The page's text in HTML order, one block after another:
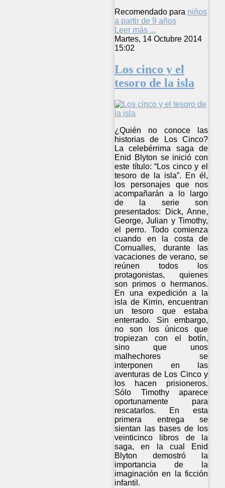
Recomendado para niños
a partir de 9 años
Leer más ...
Martes, 14 Octubre 2014
15:02
Los cinco y el
tesoro de la isla
¿Quién no conoce las
historias de Los Cinco?
La celebérrima saga de
Enid Blyton se inició con
este título: “Los cinco y el
tesoro de la isla”. En él,
los personajes que nos
acompañarán a lo largo
de la serie son
presentados: Dick, Anne,
George, Julian y Timothy,
el perro. Todo comienza
cuando en la costa de
Cornualles, durante las
vacaciones de verano, se
reúnen todos los
protagonistas, quienes
son primos o hermanos.
En una expedición a la
isla de Kirrin, encuentran
un tesoro que estaba
enterrado. Sin embargo,
no son los únicos que
tropiezan con el botín,
sino que unos
malhechores se
interponen en las
aventuras de Los Cinco y
los hacen prisioneros.
Sólo Timothy aparece
oportunamente para
rescatarlos. En esta
primera entrega se
sientan las bases de los
veinticinco libros de la
saga, en la cual Enid
Blyton demostró la
importancia de la
imaginación en la ficción
infantil.